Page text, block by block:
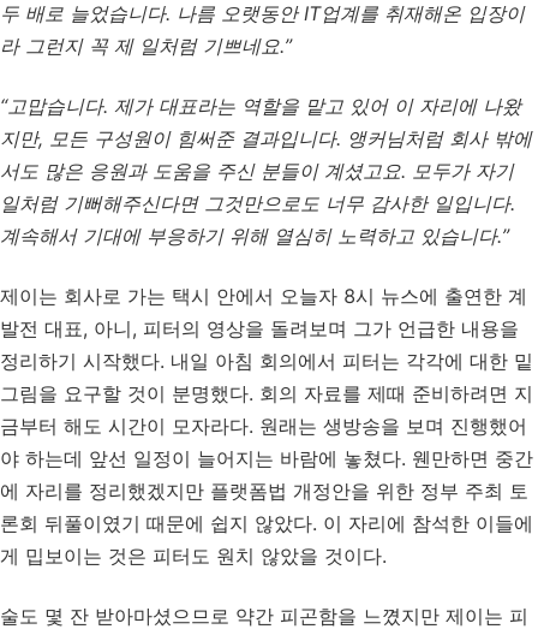
두 배로 늘었습니다. 나름 오랫동안 IT업계를 취재해온 입장이
라 그런지 꼭 제 일처럼 기쁘네요.”
“고맙습니다. 제가 대표라는 역할을 맡고 있어 이 자리에 나왔
지만, 모든 구성원이 힘써준 결과입니다. 앵커님처럼 회사 밖에
서도 많은 응원과 도움을 주신 분들이 계셨고요. 모두가 자기
일처럼 기뻐해주신다면 그것만으로도 너무 감사한 일입니다.
계속해서 기대에 부응하기 위해 열심히 노력하고 있습니다.”
제이는 회사로 가는 택시 안에서 오늘자 8시 뉴스에 출연한 계
발전 대표, 아니, 피터의 영상을 돌려보며 그가 언급한 내용을
정리하기 시작했다. 내일 아침 회의에서 피터는 각각에 대한 밑
그림을 요구할 것이 분명했다. 회의 자료를 제때 준비하려면 지
금부터 해도 시간이 모자라다. 원래는 생방송을 보며 진행했어
야 하는데 앞선 일정이 늘어지는 바람에 놓쳤다. 웬만하면 중간
에 자리를 정리했겠지만 플랫폼법 개정안을 위한 정부 주최 토
론회 뒤풀이였기 때문에 쉽지 않았다. 이 자리에 참석한 이들에
게 밉보이는 것은 피터도 원치 않았을 것이다.
술도 몇 잔 받아마셨으므로 약간 피곤함을 느꼈지만 제이는 피